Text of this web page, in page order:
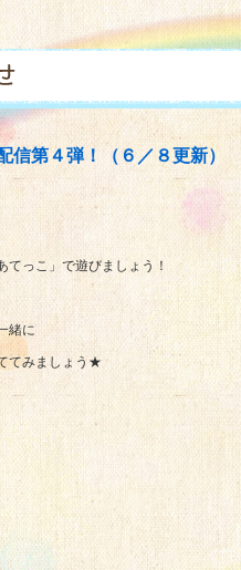
第４弾！（６／８更新）
っこ」で遊びましょう！
緒に
てみましょう★